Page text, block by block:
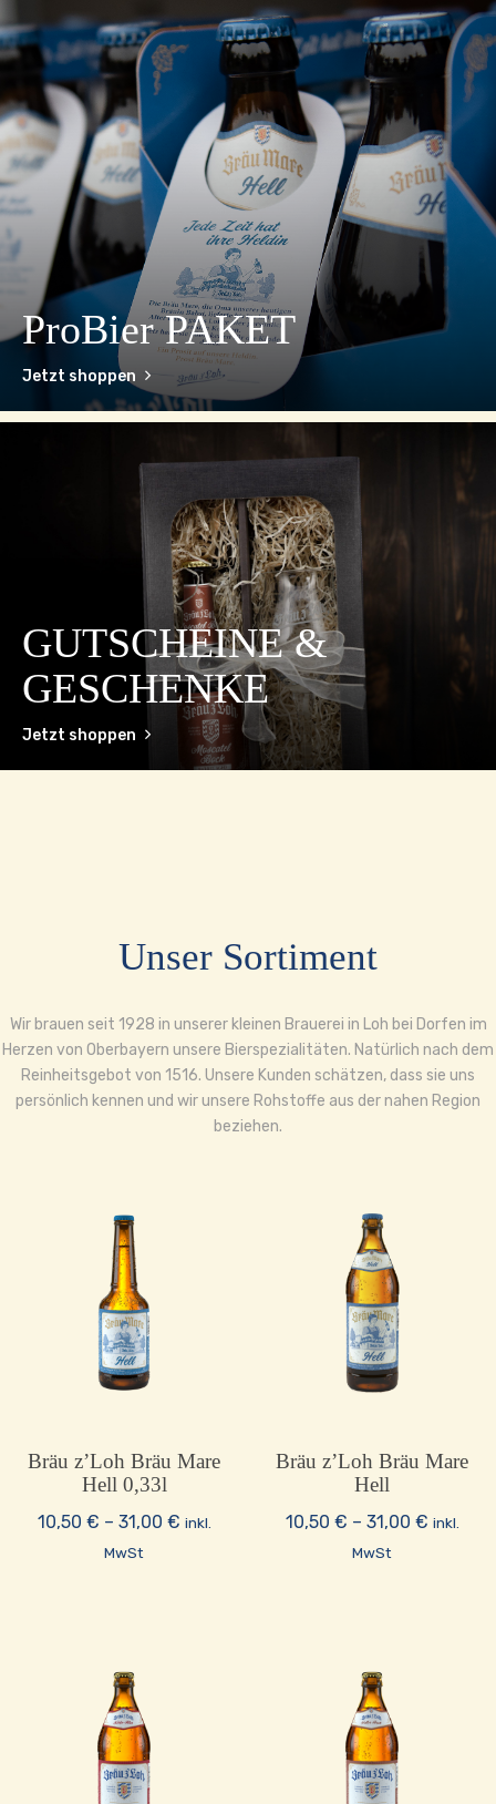
ProBier PAKET
Jetzt shoppen
GUTSCHEINE &
GESCHENKE
Jetzt shoppen
Unser Sortiment
Wir brauen seit 1928 in unserer kleinen Brauerei in Loh bei Dorfen im
Herzen von Oberbayern unsere Bierspezialitäten. Natürlich nach dem
Reinheitsgebot von 1516. Unsere Kunden schätzen, dass sie uns
persönlich kennen und wir unsere Rohstoffe aus der nahen Region
beziehen.
Bräu z’Loh Bräu Mare
Hell 0,33l
10,50 € – 31,00 €Preisspanne:
inkl.
MwSt
Bräu z’Loh Bräu Mare
Hell
10,50 € – 31,00 € inkl.
MwSt